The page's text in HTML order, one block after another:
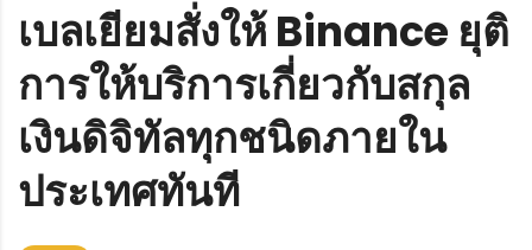
เบลเยียมสั่งให้ Binance ยุติ
การให้บริการเกี่ยวกับสกุล
เงินดิจิทัลทุกชนิดภายใน
ประเทศทันที